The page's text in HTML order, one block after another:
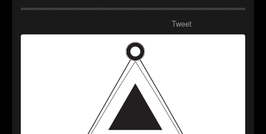
Rattenfänger
Oberer Totpunkt
Dia De Los Muertos
Oberer Totpunkt
Alltag macht tot
Oberer Totpunkt
► Die Krieger
Oberer Totpunkt
Tweet